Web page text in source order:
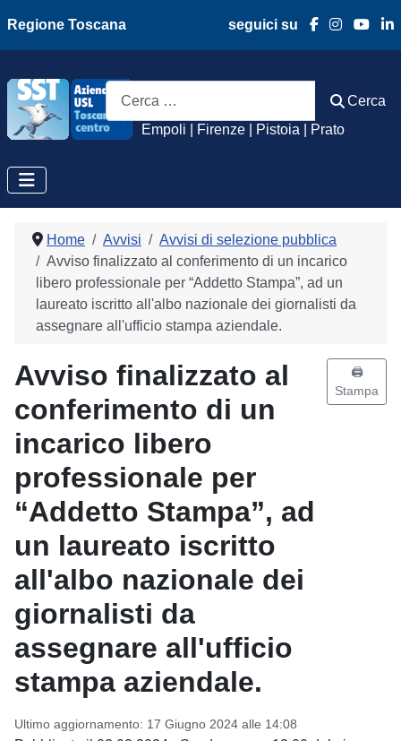
Regione Toscana seguici su
Azienda Usl
Empoli | Firenze | Pistoia | Prato
Cerca
Cerca
Home Avvisi
Avvisi di selezione pubblica
Avviso finalizzato al conferimento di un incarico
libero professionale per “Addetto Stampa”, ad un
laureato iscritto all'albo nazionale dei giornalisti da
assegnare all'ufficio stampa aziendale.
Avviso finalizzato al
conferimento di un
incarico libero
professionale per
“Addetto Stampa”, ad
un laureato iscritto
all'albo nazionale dei
giornalisti da
assegnare all'ufficio
stampa aziendale.
Ultimo aggiornamento: 17 Giugno 2024 alle 14:08
🖨️
Stampa